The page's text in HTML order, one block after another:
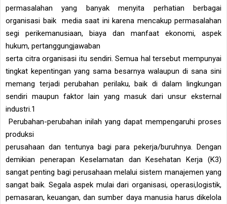
permasalahan yang banyak menyita perhatian berbagai
organisasi baik media saat ini karena mencakup permasalahan
segi perikemanusiaan, biaya dan manfaat ekonomi, aspek
hukum, pertanggungjawaban
serta citra organisasi itu sendiri. Semua hal tersebut mempunyai
tingkat kepentingan yang sama besarnya walaupun di sana sini
memang terjadi perubahan perilaku, baik di dalam lingkungan
sendiri maupun faktor lain yang masuk dari unsur eksternal
industri.1
Perubahan-perubahan inilah yang dapat mempengaruhi proses
produksi
perusahaan dan tentunya bagi para pekerja/buruhnya. Dengan
demikian penerapan Keselamatan dan Kesehatan Kerja (K3)
sangat penting bagi perusahaan melalui sistem manajemen yang
sangat baik. Segala aspek mulai dari organisasi, operasi,logistik,
pemasaran, keuangan, dan sumber daya manusia harus dikelola